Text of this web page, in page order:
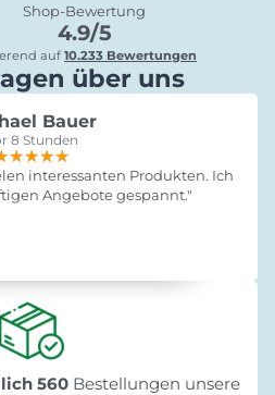
Shop-Bewertung
4.9/5
auf10.233 Bewertungen
über uns
Bauer
8 Stunden
interessanten Produkten. Ich
Angebote gespannt."
560Bestellungen unsere